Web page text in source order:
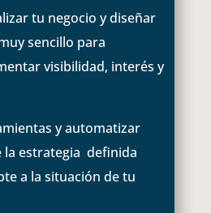
tu negocio y diseñar
sencillo para
visibilidad, interés y
y automatizar
la estrategia definida
a la situación de tu